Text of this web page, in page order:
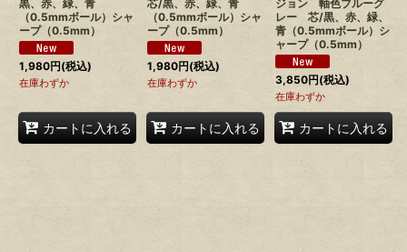
黒、赤、緑、青
（0.5mmボール）シャ
ープ（0.5mm）
1,980円(税込)
在庫わずか
カートに入れる
芯/黒、赤、緑、青
（0.5mmボール）シャ
ープ（0.5mm）
1,980円(税込)
在庫わずか
カートに入れる
ジョン 軸色ブルーグ
レー 芯/黒、赤、緑、
青（0.5mmボール）シ
ャープ（0.5mm）
3,850円(税込)
在庫わずか
カートに入れる